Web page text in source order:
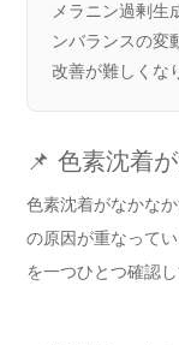
メラニン過剰生
ンバランスの変
改善が難しくな
📌 色素沈着
色素沈着がなかな
の原因が重なって
を一つひとつ確認